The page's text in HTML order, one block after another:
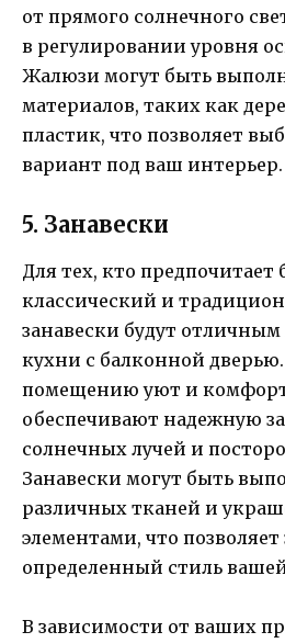
от прямого солнечного
в регулировании уровня
Жалюзи могут быть
материалов, таких как
пластик, что позволяет
вариант под ваш интерьер.
5. Занавески
Для тех, кто предпочитает
классический и
занавески будут
кухни с балконной
помещению уют и
обеспечивают надежную
солнечных лучей и
Занавески могут быть
различных тканей и
элементами, что позволяет
определенный стиль
В зависимости от ваших